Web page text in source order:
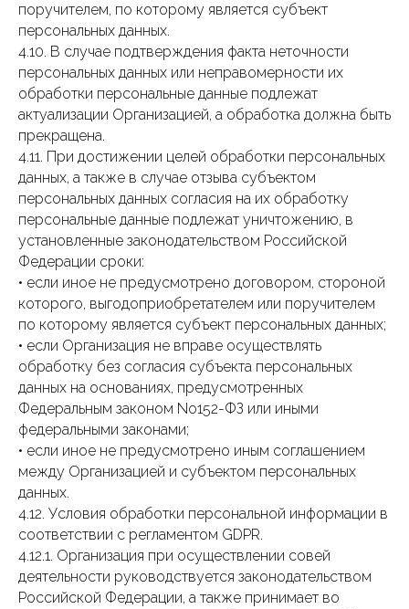
поручителем, по которому является субъект
персональных данных.
4.10. В случае подтверждения факта неточности
персональных данных или неправомерности их
обработки персональные данные подлежат
актуализации Организацией, а обработка должна быть
прекращена.
4.11. При достижении целей обработки персональных
данных, а также в случае отзыва субъектом
персональных данных согласия на их обработку
персональные данные подлежат уничтожению, в
установленные законодательством Российской
Федерации сроки:
• если иное не предусмотрено договором, стороной
которого, выгодоприобретателем или поручителем
по которому является субъект персональных данных;
• если Организация не вправе осуществлять
обработку без согласия субъекта персональных
данных на основаниях, предусмотренных
Федеральным законом No152-ФЗ или иными
федеральными законами;
• если иное не предусмотрено иным соглашением
между Организацией и субъектом персональных
данных.
4.12. Условия обработки персональной информации в
соответствии с регламентом GDPR.
4.12.1. Организация при осуществлении совей
деятельности руководствуется законодательством
Российской Федерации, а также принимает во